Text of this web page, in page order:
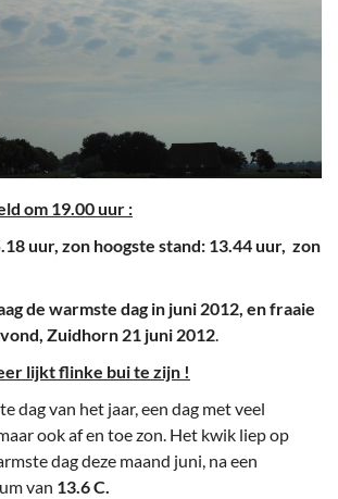
om 19.00 uur :
uur, zon hoogste stand: 13.44 uur, zon
de warmste dag in juni 2012, en fraaie
Zuidhorn 21 juni 2012.
lijkt flinke bui te zijn !
dag van het jaar, een dag met veel
ook af en toe zon. Het kwik liep op
dag deze maand juni, na een
van 13.6 C.